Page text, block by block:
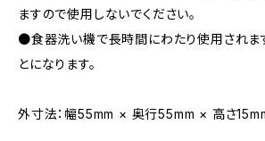
ますので使用しないでください。
●食器洗い機で長時間にわたり使用されま
とになります。
外寸法：幅55mm × 奥行55mm × 高さ